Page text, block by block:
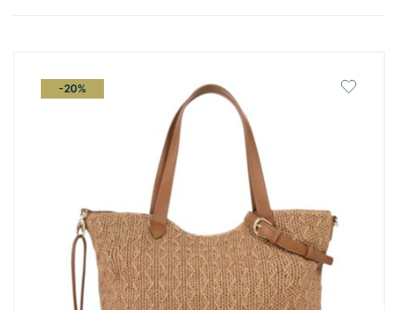
-20%